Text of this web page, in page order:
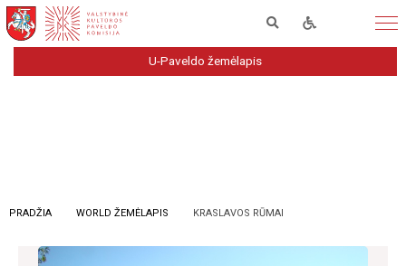
U-Paveldo žemėlapis
PRADŽIA WORLD ŽEMĖLAPIS KRASLAVOS RŪMAI